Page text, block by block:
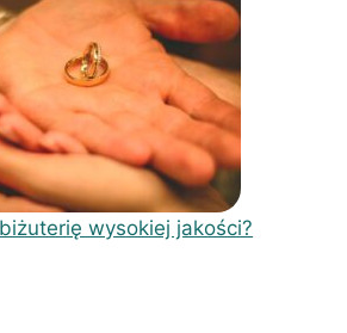
wysokiej jakości?